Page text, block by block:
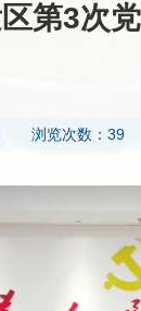
第3次
浏览次数：39